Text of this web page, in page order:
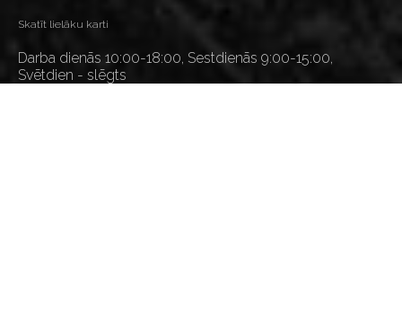
Skatīt lielāku karti
Darba dienās 10:00-18:00, Sestdienās 9:00-15:00,
Svētdien - slēgts